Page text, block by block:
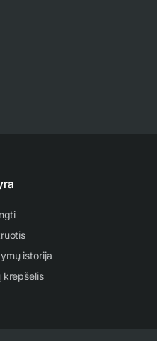
istorija
krepšelis